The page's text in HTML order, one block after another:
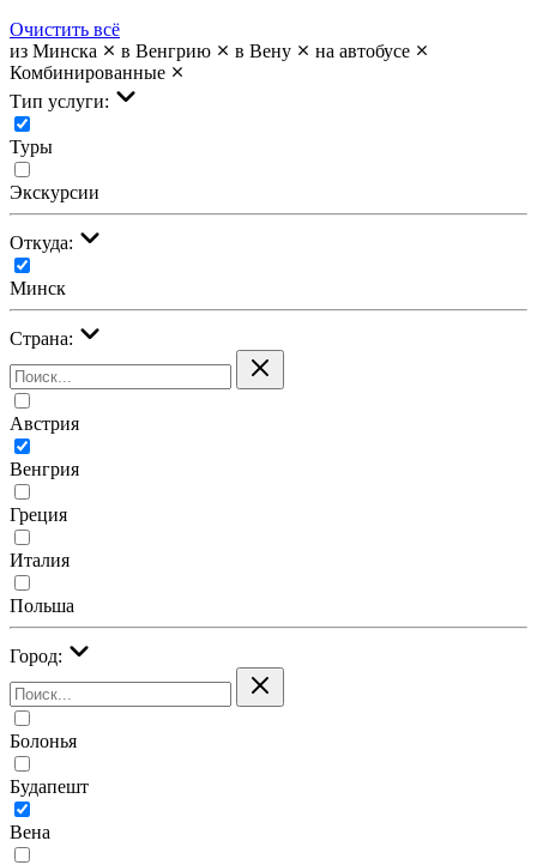
Очистить всё
из Минска
в Венгрию в Вену
на автобусе
Комбинированные
Тип услуги:
Туры
Экскурсии
Откуда:
Минск
Страна:
Австрия
Венгрия
Греция
Италия
Польша
Город:
Болонья
Будапешт
Вена